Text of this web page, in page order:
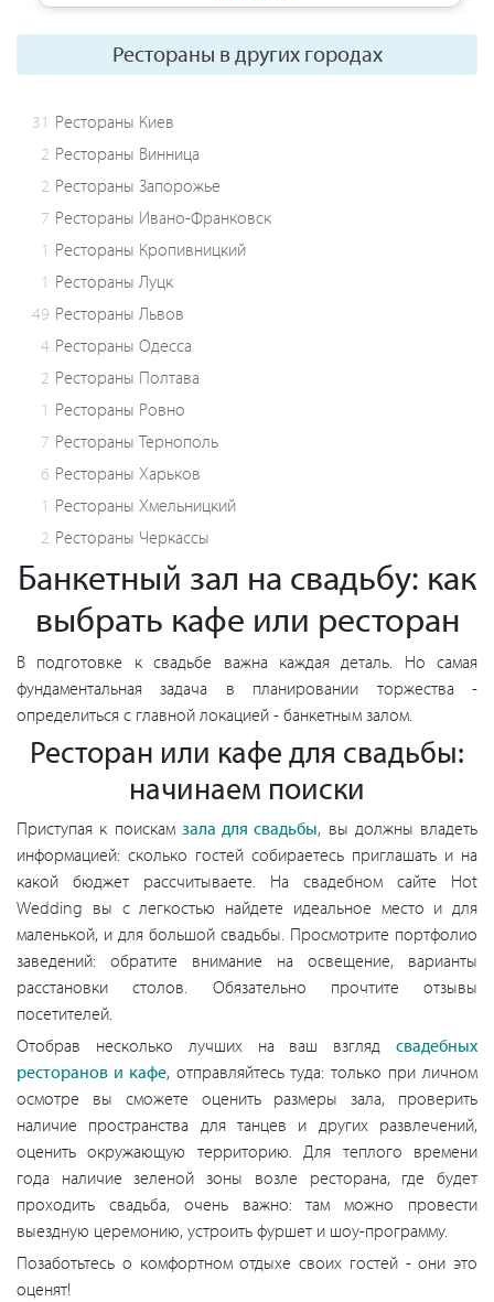
Рестораны в других городах
31 Рестораны Киев
2 Рестораны Винница
2 Рестораны Запорожье
7 Рестораны Ивано-Франковск
1 Рестораны Кропивницкий
1 Рестораны Луцк
49 Рестораны Львов
4 Рестораны Одесса
2 Рестораны Полтава
1 Рестораны Ровно
7 Рестораны Тернополь
6 Рестораны Харьков
1 Рестораны Хмельницкий
2 Рестораны Черкассы
Банкетный зал на свадьбу: как
выбрать кафе или ресторан
В подготовке к свадьбе важна каждая деталь. Но самая
фундаментальная задача в планировании торжества -
определиться с главной локацией - банкетным залом.
Ресторан или кафе для свадьбы:
начинаем поиски
Приступая к поискам зала для свадьбы, вы должны владеть
информацией: сколько гостей собираетесь приглашать и на
какой бюджет рассчитываете. На свадебном сайте Hot
Wedding вы с легкостью найдете идеальное место и для
маленькой, и для большой свадьбы. Просмотрите портфолио
заведений: обратите внимание на освещение, варианты
расстановки столов. Обязательно прочтите отзывы
посетителей.
Отобрав несколько лучших на ваш взгляд свадебных
ресторанов и кафе, отправляйтесь туда: только при личном
осмотре вы сможете оценить размеры зала, проверить
наличие пространства для танцев и других развлечений,
оценить окружающую территорию. Для теплого времени
года наличие зеленой зоны возле ресторана, где будет
проходить свадьба, очень важно: там можно провести
выездную церемонию, устроить фуршет и шоу-программу.
Позаботьтесь о комфортном отдыхе своих гостей - они это
оценят!